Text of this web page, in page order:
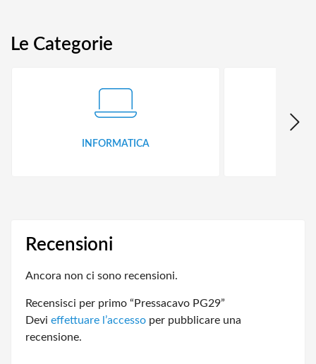
Le Categorie
INFORMATICA
Recensioni
Ancora non ci sono recensioni.
Recensisci per primo “Pressacavo PG29”
Devi effettuare l’accesso per pubblicare una
recensione.